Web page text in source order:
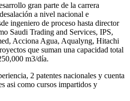
gran parte de la carrera
a nivel nacional e
ingeniero de proceso hasta director
Saudi Trading and Services, IPS,
Acciona Agua, Aqualyng, Hitachi
que suman una capacidad total
m3/día.
2 patentes nacionales y cuenta
asi como cursos impartidos y